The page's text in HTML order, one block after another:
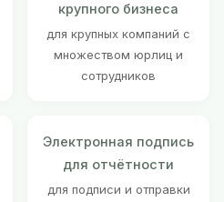
крупного бизнеса
для крупных компаний с
множеством юрлиц и
сотрудников
Электронная подпись
для отчётности
для подписи и отправки